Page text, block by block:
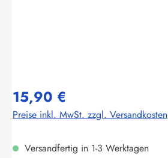
15,90 €
Preise inkl. MwSt. zzgl. Versandkosten
Versandfertig in 1-3 Werktagen